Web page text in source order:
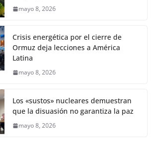
mayo 8, 2026
Crisis energética por el cierre de
Ormuz deja lecciones a América
Latina
mayo 8, 2026
Los «sustos» nucleares demuestran
que la disuasión no garantiza la paz
mayo 8, 2026